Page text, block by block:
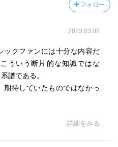
フォロー
2023.03.08
ックファンには十分な内容だ
ういう断片的な知識ではな
譜である。
期待していたものではなかっ
詳細をみる